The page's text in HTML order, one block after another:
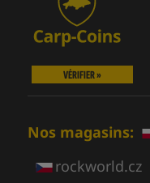
VÉRIFIER »
Nos magasins:
rockworld.cz